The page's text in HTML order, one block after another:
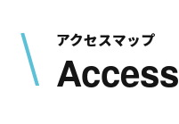
アクセスマップ
Access